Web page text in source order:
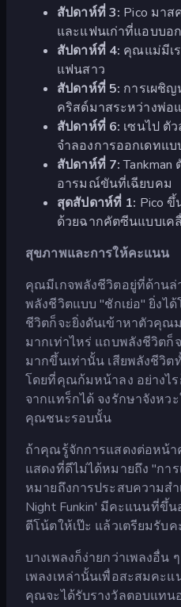
สัปดาห์ที่ 3: Pico มาส
และแฟนเก่าที่แอบบอ
สัปดาห์ที่ 4: คุณแม่มีเ
แฟนสาว
สัปดาห์ที่ 5: การเผชิ
คริสต์มาสระหว่างพ่อ
สัปดาห์ที่ 6: เซนไป ตั
จำลองการออกเดทแ
สัปดาห์ที่ 7:
อารมณ์ขันที่เฉียบคม
สุดสัปดาห์ที่ 1: Pico
ด้วยฉากคัตซีนแบบเค
สุขภาพและการให้คะแนน
คุณมีเกจพลังชีวิตอยู่ที่ด้าน
พลังชีวิตแบบ "ชักเย่อ" ยิ่งไ
ชีวิตก็จะยิ่งดันเข้าหาตัวคุณ
มากเท่าไหร่ แถบพลังชีวิตก็
มากขึ้นเท่านั้น เสียพลังชีวิต
โดยที่คุณก้มหน้าลง อย่างไ
จากแทร็กได้ จงรักษาจังหว
คุณชนะรอบนั้น
ถ้าคุณรู้จักการแสดงต่อหน้
แสดงที่ดีไม่ได้หมายถึง "กา
หมายถึงการประสบความส
Night Funkin' มีคะแนนที่ขึ้
ตีโน้ตให้เป๊ะ แล้วเตรียมรับค
บางเพลงก็ง่ายกว่าเพลงอื่น
เพลงเหล่านั้นเพื่อสะสมคะ
คุณจะได้รับรางวัลตอบแทน